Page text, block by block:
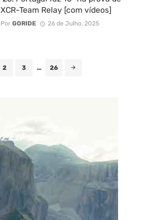
XCR-Team Relay [com vídeos]
Por GORIDE 26 de Julho, 2025
2 3 ... 26